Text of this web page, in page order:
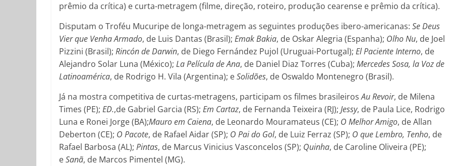
prêmio da crítica) e curta-metragem (filme, direção, roteiro, produção cearense e prêmio da crítica).
Disputam o Troféu Mucuripe de longa-metragem as seguintes produções ibero-americanas: Se Deus
Vier que Venha Armado, de Luis Dantas (Brasil); Emak Bakia, de Oskar Alegria (Espanha); Olho Nu, de Joel
Pizzini (Brasil); Rincón de Darwin, de Diego Fernández Pujol (Uruguai-Portugal); El Paciente Interno, de
Alejandro Solar Luna (México); La Película de Ana, de Daniel Diaz Torres (Cuba); Mercedes Sosa, la Voz de
Latinoamérica, de Rodrigo H. Vila (Argentina); eSolidões, de Oswaldo Montenegro (Brasil).
Já na mostra competitiva de curtas-metragens, participam os filmes brasileirosAu Revoir, de Milena
Times (PE); ED.,de Gabriel Garcia (RS); Em Cartaz, de Fernanda Teixeira (RJ); Jessy, de Paula Lice, Rodrigo
Luna e Ronei Jorge (BA);Mauro em Caiena, de Leonardo Mouramateus (CE); O Melhor Amigo, de Allan
Deberton (CE); O Pacote, de Rafael Aidar (SP); O Pai do Gol, de Luiz Ferraz (SP); O que Lembro, Tenho, de
Rafael Barbosa (AL); Pintas, de Marcus Vinicius Vasconcelos (SP); Quinha, de Caroline Oliveira (PE);
eSanã, de Marcos Pimentel (MG).